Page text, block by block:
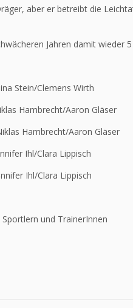
aber er betreibt die
Jahren damit wieder
Stein/Clemens Wirth
Hambrecht/Aaron Gläser
Hambrecht/Aaron Gläser
Ihl/Clara Lippisch
Ihl/Clara Lippisch
und TrainerInnen